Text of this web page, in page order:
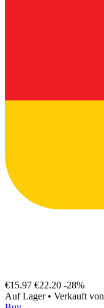
€15.97 €22.20 -28%
Auf Lager • Verkauft von